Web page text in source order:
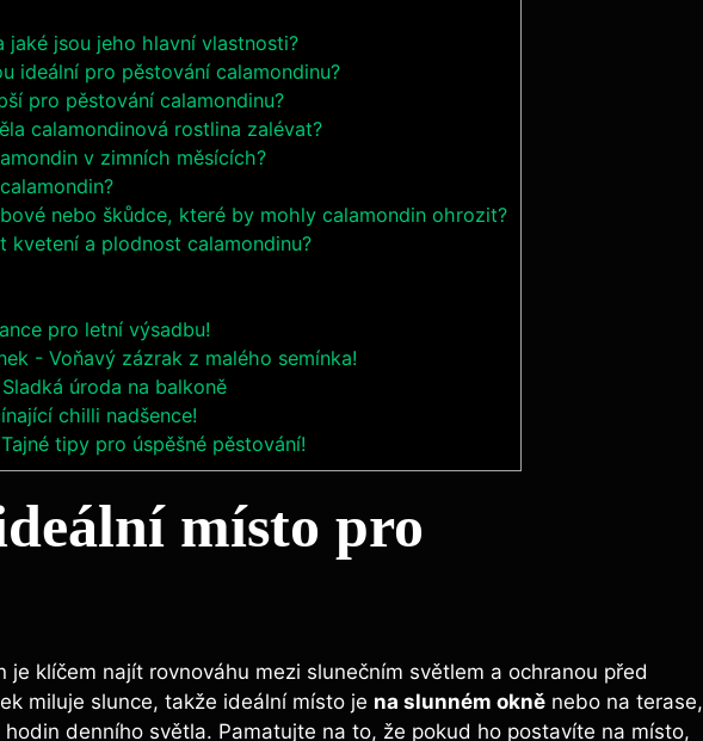
jaké jsou jeho hlavní vlastnosti?
ideální pro pěstování calamondinu?
pro pěstování calamondinu?
calamondinová rostlina zalévat?
v zimních měsících?
nebo škůdce, které by mohly calamondin ohrozit?
kvetení a plodnost calamondinu?
pro letní výsadbu!
- Voňavý zázrak z malého semínka!
úroda na balkoně
chilli nadšence!
tipy pro úspěšné pěstování!
místo pro
je klíčem najít rovnováhu mezi slunečním světlem a ochranou před
miluje slunce, takže ideální místo je na slunném okně nebo na terase,
denního světla. Pamatujte na to, že pokud ho postavíte na místo,